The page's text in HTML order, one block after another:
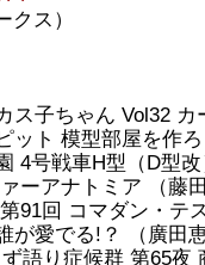
クス）
ス子ちゃん Vol32
ット 模型部屋を作
4号戦車H型（D型
ーアナトミア （藤
91回 コマダン・テ
が愛でる!？ （廣田
語り症候群 第65夜